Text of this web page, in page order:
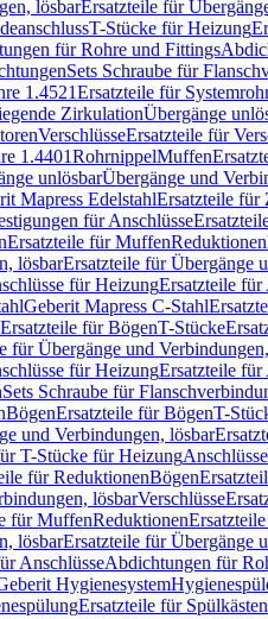
lösbarErsatzteile für
T-Stücke für Heizung
für Rohre und Fittings
Sets Schraube für
1.4521Ersatzteile für
ZirkulationÜbergänge
VerschlüsseErsatzteile für
1.4401RohrnippelMuffen
unlösbarÜbergänge und
Mapress EdelstahlErsatzteile für
für Anschlüsse
Ersatzteile für MuffenReduktionen
lösbarErsatzteile für Übergänge
für HeizungErsatzteile
Geberit Mapress C-Stahl
Ersatzteile für BögenT-Stücke
für Übergänge und
für HeizungErsatzteile
Sets Schraube für
BögenErsatzteile für BögenT-
und Verbindungen, lösbar
T-Stücke für Heizung
für ReduktionenBögen
lösbarVerschlüsse
für MuffenReduktionen
lösbarErsatzteile für Übergänge
AnschlüsseAbdichtungen für
Hygienesystem
Ersatzteile für